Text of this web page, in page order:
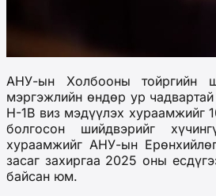
АНУ-ын Холбооны тойргийн
мэргэжлийн өндөр ур
H-1B виз мэдүүлэх хураамжийг
болгосон шийдвэрийг
хураамжийг АНУ-ын
засаг захиргаа 2025 оны
байсан юм.